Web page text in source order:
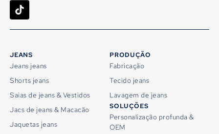
JEANS
Jeans jeans
Shorts jeans
Saias de jeans & Vestidos
Jacs de jeans & Macacão
Jaquetas jeans
PRODUÇÃO
Fabricação
Tecido jeans
Lavagem de jeans
SOLUÇÕES
Personalização profunda &
OEM